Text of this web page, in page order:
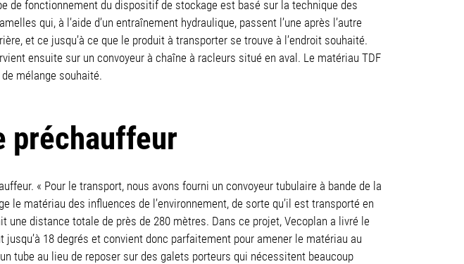
de fonctionnement du dispositif de stockage est basé sur la technique des
qui, à l’aide d’un entraînement hydraulique, passent l’une après l’autre
et ce jusqu’à ce que le produit à transporter se trouve à l’endroit souhaité.
ensuite sur un convoyeur à chaîne à racleurs situé en aval. Le matériau TDF
mélange souhaité.
préchauffeur
« Pour le transport, nous avons fourni un convoyeur tubulaire à bande de la
matériau des influences de l’environnement, de sorte qu’il est transporté en
distance totale de près de 280 mètres. Dans ce projet, Vecoplan a livré le
18 degrés et convient donc parfaitement pour amener le matériau au
tube au lieu de reposer sur des galets porteurs qui nécessitent beaucoup